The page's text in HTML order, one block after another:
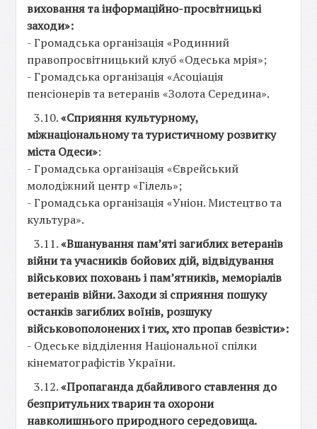
виховання та інформаційно-просвітницькі
заходи»:
- Громадська організація «Родинний
правопросвітницький клуб «Одеська мрія»;
- Громадська організація «Асоціація
пенсіонерів та ветеранів «Золота Середина».
3.10.«Сприяння культурному,
міжнаціональному та туристичному розвитку
міста Одеси»:
- Громадська організація «Єврейський
молодіжний центр «Гілель»;
- Громадська організація «Уніон. Мистецтво та
культура».
3.11.«Вшанування пам’яті загиблих ветеранів
війни та учасників бойових дій, відвідування
військових поховань і пам’ятників, меморіалів
ветеранів війни. Заходи зі сприяння пошуку
останків загиблих воїнів, розшуку
військовополонених і тих, хто пропав безвісти»:
- Одеське відділення Національної спілки
кінематографістів України.
3.12.«Пропаганда дбайливого ставлення до
безпритульних тварин та охорони
навколишнього природного середовища.